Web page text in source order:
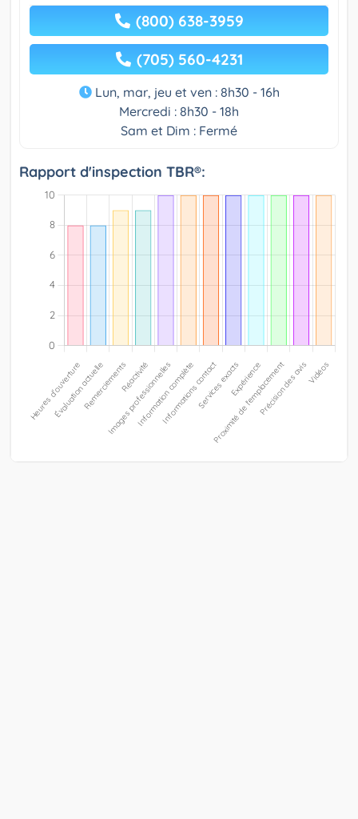
(800) 638-3959
(705) 560-4231
Lun, mar, jeu et ven : 8h30 - 16h
Mercredi : 8h30 - 18h
Sam et Dim : Fermé
Rapport d'inspection TBR®: